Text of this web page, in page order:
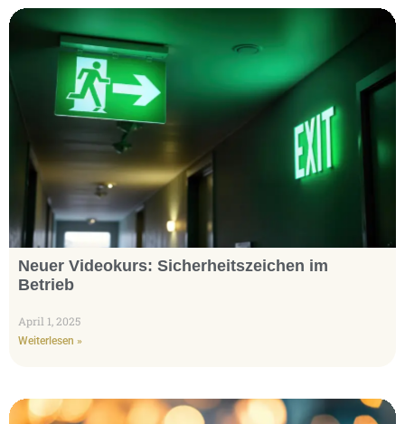
Neuer Videokurs: Sicherheitszeichen im
Betrieb
April 1, 2025
Weiterlesen »